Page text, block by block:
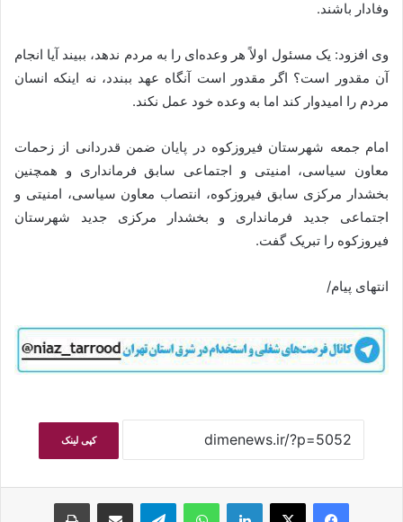
وفادار باشند.
وی افزود: یک مسئول اولاً هر وعده‌ای را به مردم ندهد، ببیند آیا انجام
آن مقدور است؟ اگر مقدور است آنگاه عهد ببندد، نه اینکه انسان
مردم را امیدوار کند اما به وعده خود عمل نکند.
امام جمعه شهرستان فیروزکوه در پایان ضمن قدردانی از زحمات
معاون سیاسی، امنیتی و اجتماعی سابق فرمانداری و همچنین
بخشدار مرکزی سابق فیروزکوه، انتصاب معاون سیاسی، امنیتی و
اجتماعی جدید فرمانداری و بخشدار مرکزی جدید شهرستان
فیروزکوه را تبریک گفت.
انتهای پیام/
کپی لینک
فیسبوکایکس لینکداین واتس آپ تلگرام اشتراک گذاری با ایمیل چاپ